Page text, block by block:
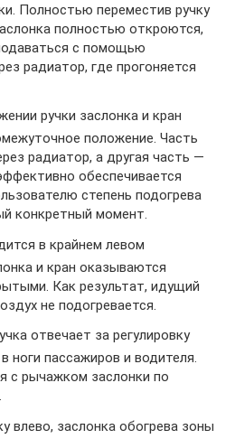
Полностью переместив ручку
полностью откроются,
с помощью
радиатор, где прогоняется
ручки заслонка и кран
положение. Часть
радиатор, а другая часть —
обеспечивается
степень подогрева
конкретный момент.
в крайнем левом
и кран оказываются
Как результат, идущий
не подогревается.
отвечает за регулировку
ноги пассажиров и водителя.
с рычажком заслонки по
влево, заслонка обогрева зоны